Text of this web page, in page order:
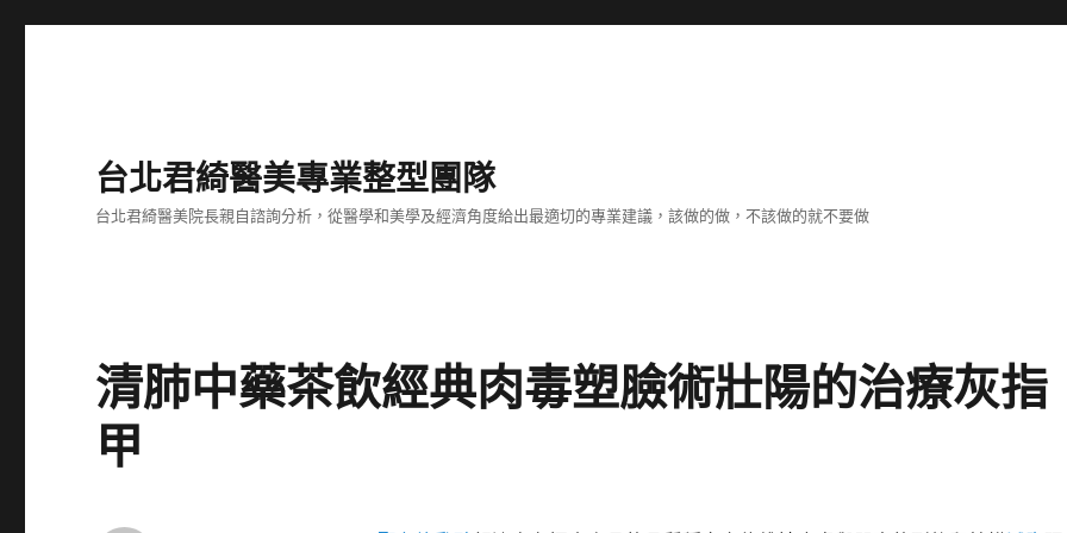
台北君綺醫美專業整型團隊
台北君綺醫美院長親自諮詢分析，從醫學和美學及經濟角度給出最適切的專業建議，該做的做，不該做的就不要做
清肺中藥茶飲經典肉毒塑臉術壯陽的治療灰指
甲